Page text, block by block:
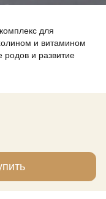
для
и витамином
и развитие